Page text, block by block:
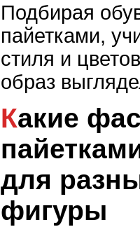
Подбирая
пайетками,
стиля и
образ
Какие фасоны вещей с
для
фигуры